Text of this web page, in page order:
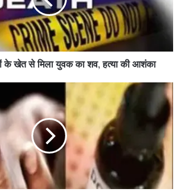
के खेत से मिला युवक का शव, हत्या की आशंका